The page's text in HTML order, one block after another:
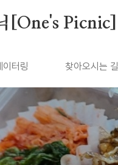
[One's Picnic]
이터링 찾아오시는 길